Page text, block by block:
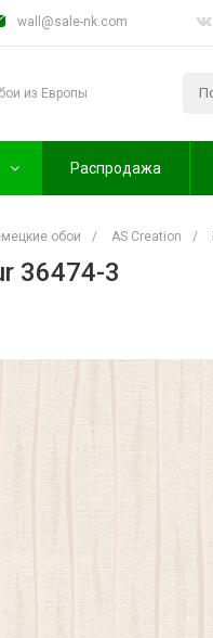
wall@sale-nk.com
из Европы
Распродажа
обои / AS Creation /
36474-3